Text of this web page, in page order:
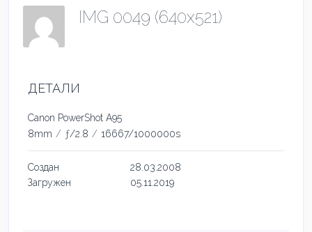
IMG 0049 (640x521)
ДЕТАЛИ
Canon PowerShot A95
8mm / ƒ/2.8 / 16667/1000000s
Создан
28.03.2008
Загружен
05.11.2019